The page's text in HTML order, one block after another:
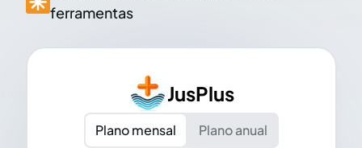
ferramentas
JusPlus
Plano mensal
Plano anual